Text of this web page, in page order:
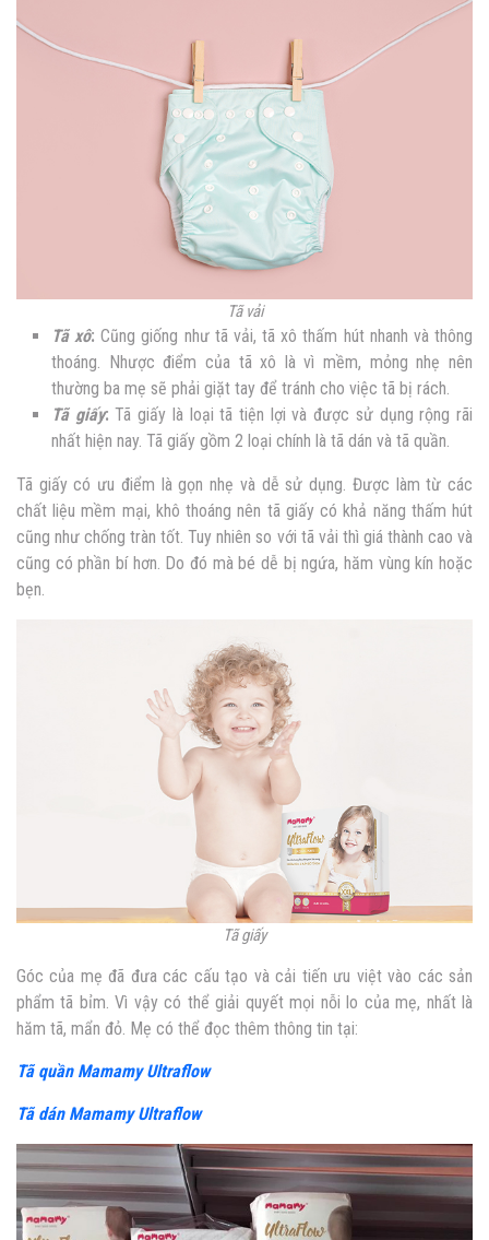
Tã vải
Tã xô: Cũng giống như tã vải, tã xô thấm hút nhanh và thông
thoáng. Nhược điểm của tã xô là vì mềm, mỏng nhẹ nên
thường ba mẹ sẽ phải giặt tay để tránh cho việc tã bị rách.
Tã giấy: Tã giấy là loại tã tiện lợi và được sử dụng rộng rãi
nhất hiện nay. Tã giấy gồm 2 loại chính là tã dán và tã quần.
Tã giấy có ưu điểm là gọn nhẹ và dễ sử dụng. Được làm từ các
chất liệu mềm mại, khô thoáng nên tã giấy có khả năng thấm hút
cũng như chống tràn tốt. Tuy nhiên so với tã vải thì giá thành cao và
cũng có phần bí hơn. Do đó mà bé dễ bị ngứa, hăm vùng kín hoặc
bẹn.
Tã giấy
Góc của mẹ đã đưa các cấu tạo và cải tiến ưu việt vào các sản
phẩm tã bỉm. Vì vậy có thể giải quyết mọi nỗi lo của mẹ, nhất là
hăm tã, mẩn đỏ. Mẹ có thể đọc thêm thông tin tại:
Tã quần Mamamy Ultraflow
Tã dán Mamamy Ultraflow